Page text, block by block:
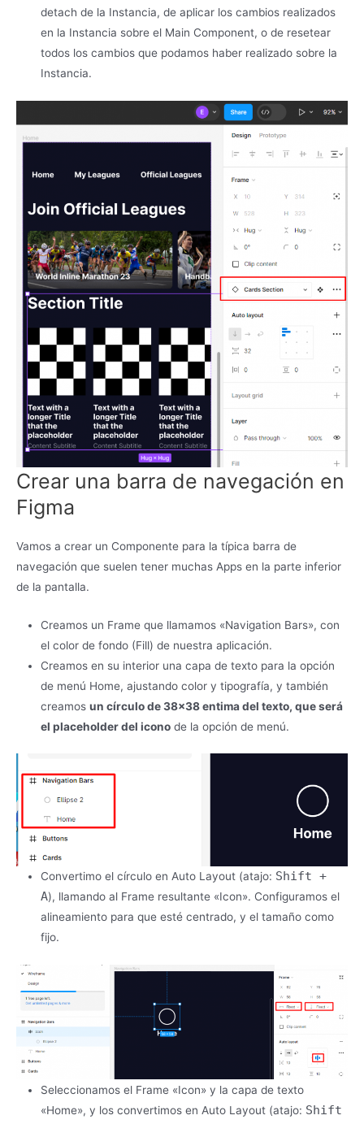
detach de la Instancia, de aplicar los cambios realizados
en la Instancia sobre el Main Component, o de resetear
todos los cambios que podamos haber realizado sobre la
Instancia.
Crear una barra de navegación en
Figma
Vamos a crear un Componente para la típica barra de
navegación que suelen tener muchas Apps en la parte inferior
de la pantalla.
Creamos un Frame que llamamos «Navigation Bars», con
el color de fondo (Fill) de nuestra aplicación.
Creamos en su interior una capa de texto para la opción
de menú Home, ajustando color y tipografía, y también
creamos un círculo de 38×38 entima del texto, que será
el placeholder del icono de la opción de menú.
Convertimo el círculo en Auto Layout (atajo: Shift +
A), llamando al Frame resultante «Icon». Configuramos el
alineamiento para que esté centrado, y el tamaño como
fijo.
Seleccionamos el Frame «Icon» y la capa de texto
«Home», y los convertimos en Auto Layout (atajo: Shift